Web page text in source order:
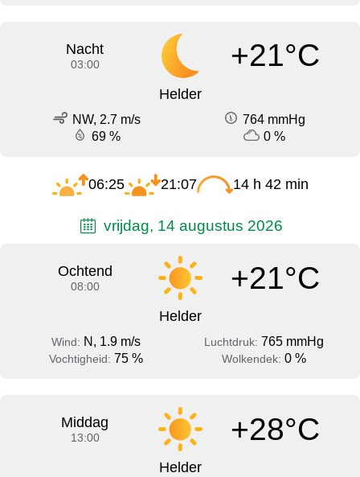
Nacht
03:00 +21°C
Helder
NW, 2.7 m/s
764 mmHg
69 %
0 %
06:25 21:07 14 h 42 min
vrijdag, 14 augustus 2026
Ochtend
08:00 +21°C
Helder
Wind: N, 1.9 m/s Luchtdruk: 765 mmHg
Vochtigheid: 75 % Wolkendek: 0 %
Middag
13:00 +28°C
Helder